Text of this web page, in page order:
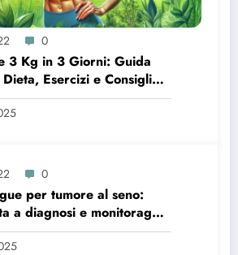
0
3 Kg in 3 Giorni: Guida
Esercizi e Consigli
0
per tumore al seno:
a diagnosi e monitoraggio